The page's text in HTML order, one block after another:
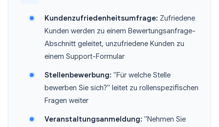
Kundenzufriedenheitsumfrage: Zufriedene
Kunden werden zu einem Bewertungsanfrage-
Abschnitt geleitet, unzufriedene Kunden zu
einem Support-Formular
Stellenbewerbung: "Für welche Stelle
bewerben Sie sich?" leitet zu rollenspezifischen
Fragen weiter
Veranstaltungsanmeldung: "Nehmen Sie